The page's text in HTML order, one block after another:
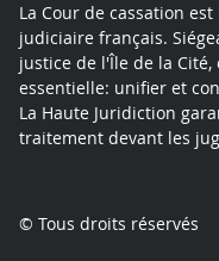
La Cour de cassation
judiciaire français.
justice de l'Île de la
essentielle: unifier et
La Haute Juridiction
traitement devant les
© Tous droits réservés